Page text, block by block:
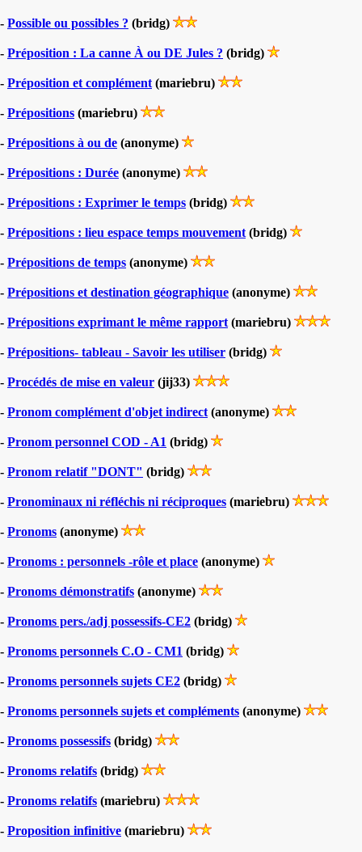
- Possible ou possibles ? (bridg)
- Préposition : La canne À ou DE Jules ? (bridg)
- Préposition et complément (mariebru)
- Prépositions (mariebru)
- Prépositions à ou de (anonyme)
- Prépositions : Durée (anonyme)
- Prépositions : Exprimer le temps (bridg)
- Prépositions : lieu espace temps mouvement (bridg)
- Prépositions de temps (anonyme)
- Prépositions et destination géographique (anonyme)
- Prépositions exprimant le même rapport (mariebru)
- Prépositions- tableau - Savoir les utiliser (bridg)
- Procédés de mise en valeur (jij33)
- Pronom complément d'objet indirect (anonyme)
- Pronom personnel COD - A1 (bridg)
- Pronom relatif "DONT" (bridg)
- Pronominaux ni réfléchis ni réciproques (mariebru)
- Pronoms (anonyme)
- Pronoms : personnels -rôle et place (anonyme)
- Pronoms démonstratifs (anonyme)
- Pronoms pers./adj possessifs-CE2 (bridg)
- Pronoms personnels C.O - CM1 (bridg)
- Pronoms personnels sujets CE2 (bridg)
- Pronoms personnels sujets et compléments (anonyme)
- Pronoms possessifs (bridg)
- Pronoms relatifs (bridg)
- Pronoms relatifs (mariebru)
- Proposition infinitive (mariebru)